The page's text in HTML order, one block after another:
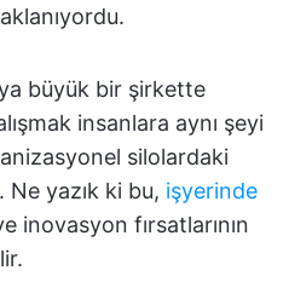
büyük bir şirkette
insanlara aynı şeyi
silolardaki
yazık ki bu, işyerinde
inovasyon fırsatlarının